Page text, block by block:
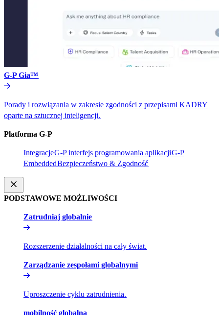
G-P Gia™​​
Porady i rozwiązania w zakresie zgodności z przepisami KADRY
oparte na sztucznej inteligencji.​​
Platforma G-P​​
Integracje​​G-P interfejs programowania aplikacji​​G-P
Embedded​​Bezpieczeństwo & Zgodność​​
PODSTAWOWE MOŻLIWOŚCI​​
Zatrudniaj globalnie​​
Rozszerzenie działalności na cały świat.​​
Zarządzanie zespołami globalnymi​​
Uproszczenie cyklu zatrudnienia.​​
mobilność globalna​​